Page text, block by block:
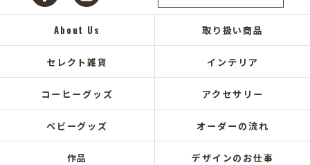
About Us 取り扱い商品
セレクト雑貨 インテリア
コーヒーグッズ アクセサリー
ベビーグッズ オーダーの流れ
作品 デザインのお仕事